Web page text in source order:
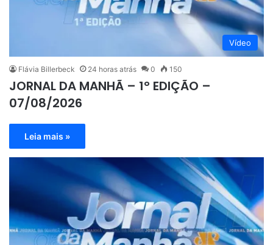
Vídeo
Flávia Billerbeck 24 horas atrás 0 150
JORNAL DA MANHÃ – 1° EDIÇÃO –
07/08/2026
Leia mais »